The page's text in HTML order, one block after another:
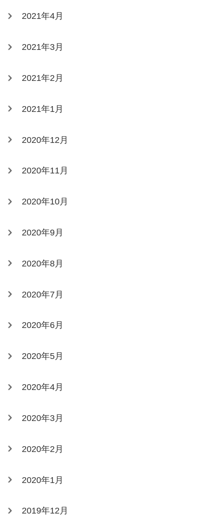
2021年4月
2021年3月
2021年2月
2021年1月
2020年12月
2020年11月
2020年10月
2020年9月
2020年8月
2020年7月
2020年6月
2020年5月
2020年4月
2020年3月
2020年2月
2020年1月
2019年12月